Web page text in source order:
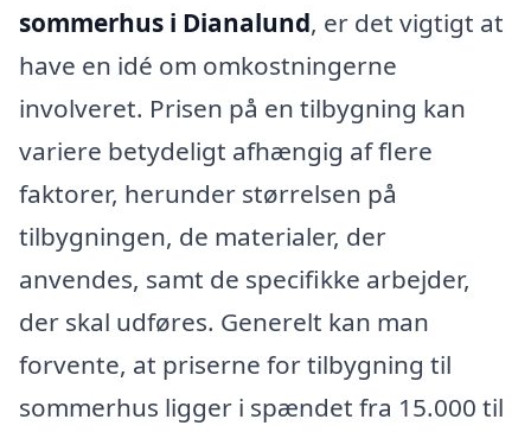
sommerhus i Dianalund, er det vigtigt at
have en idé om omkostningerne
involveret. Prisen på en tilbygning kan
variere betydeligt afhængig af flere
faktorer, herunder størrelsen på
tilbygningen, de materialer, der
anvendes, samt de specifikke arbejder,
der skal udføres. Generelt kan man
forvente, at priserne for tilbygning til
sommerhus ligger i spændet fra 15.000 til